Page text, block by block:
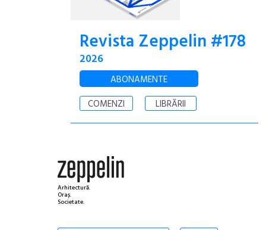
Revista Zeppelin #178
2026
ABONAMENTE
COMENZI
LIBRĂRII
Arhitectură.
Oraș.
Societate.